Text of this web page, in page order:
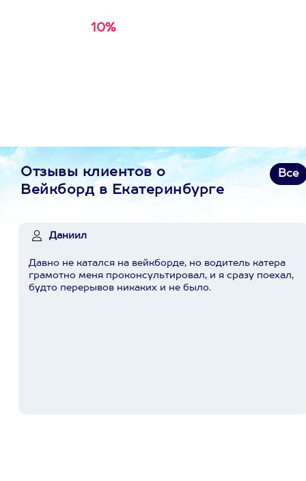
10%
Отзывы клиентов о
Вейкборд в Екатеринбурге
Все
Даниил
Давно не катался на вейкборде, но водитель катера
грамотно меня проконсультировал, и я сразу поехал,
будто перерывов никаких и не было.